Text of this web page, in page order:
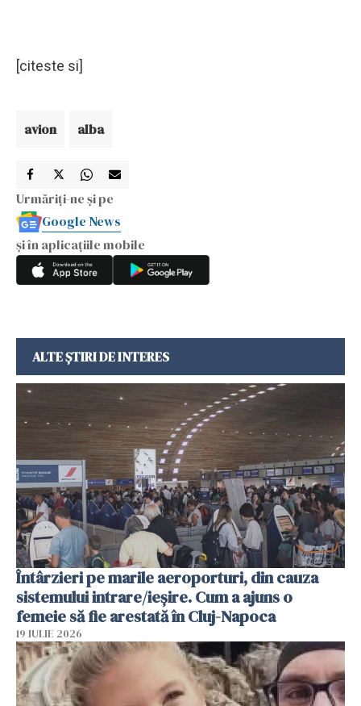
[citeste si]
avion alba
Urmăriți-ne și pe
Google News
și în aplicațiile mobile
ALTE ȘTIRI DE INTERES
Întârzieri pe marile aeroporturi, din cauza
sistemului intrare/ieșire. Cum a ajuns o
femeie să fie arestată în Cluj-Napoca
19 IULIE 2026